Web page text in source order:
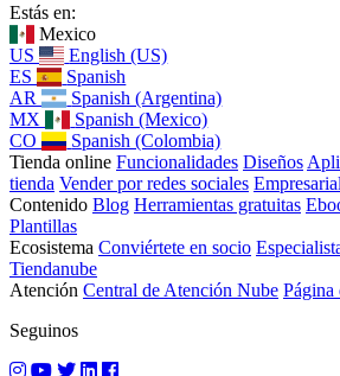
Estás en:
Mexico
US
English (US)
ES
Spanish
AR
Spanish (Argentina)
MX
Spanish (Mexico)
CO
Spanish (Colombia)
Tienda online Funcionalidades Diseños
tienda Vender por redes sociales Empresarial
Contenido Blog Herramientas gratuitas
Plantillas
Ecosistema Conviértete en socio
Tiendanube
Atención Central de Atención Nube Página
Seguinos